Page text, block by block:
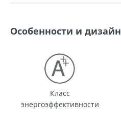
Особенности и дизайн
Класс
энергоэффективности